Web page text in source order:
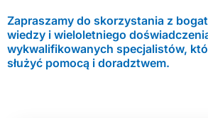
Zapraszamy do skorzystania z
wiedzy i wieloletniego
wykwalifikowanych specjalistów,
służyć pomocą i doradztwem.